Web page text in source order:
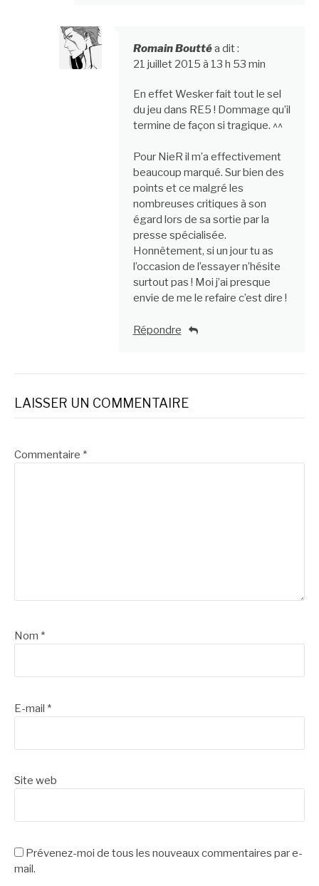
Romain Bouttéa dit :
21 juillet 2015 à 13 h 53 min
En effet Wesker fait tout le sel
du jeu dans RE5 ! Dommage qu’il
termine de façon si tragique. ^^
Pour NieR il m’a effectivement
beaucoup marqué. Sur bien des
points et ce malgré les
nombreuses critiques à son
égard lors de sa sortie par la
presse spécialisée.
Honnêtement, si un jour tu as
l’occasion de l’essayer n’hésite
surtout pas ! Moi j’ai presque
envie de me le refaire c’est dire !
Répondre
LAISSER UN COMMENTAIRE
Commentaire *
Nom *
E-mail *
Site web
Prévenez-moi de tous les nouveaux commentaires par e-
mail.